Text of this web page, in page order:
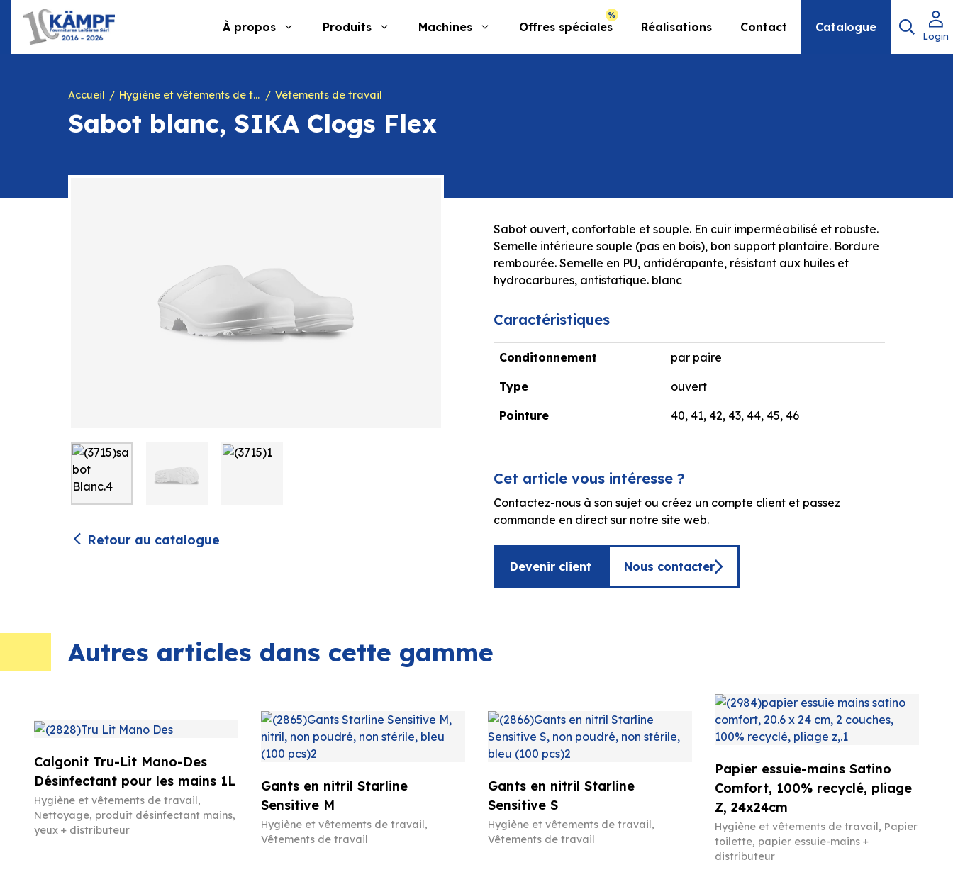
contenu
À propos Produits Machines Offres spéciales Réalisations Contact Catalogue
Login
Accueil Hygiène et vêtements de travail Vêtements de travail
Sabot blanc, SIKA Clogs Flex
Retour au catalogue
Sabot ouvert, confortable et souple. En cuir imperméabilisé et robuste.
Semelle intérieure souple (pas en bois), bon support plantaire. Bordure
rembourée. Semelle en PU, antidérapante, résistant aux huiles et
hydrocarbures, antistatique. blanc
Caractéristiques
Conditonnement par paire
Type ouvert
Pointure 40, 41, 42, 43, 44, 45, 46
Cet article vous intéresse ?
Contactez-nous à son sujet ou créez un compte client et passez
commande en direct sur notre site web.
Devenir client Nous contacter
Autres articles dans cette gamme
Calgonit Tru-Lit Mano-Des
Désinfectant pour les mains 1L
Hygiène et vêtements de travail ,
Nettoyage, produit désinfectant mains,
yeux + distributeur
Gants en nitril Starline
Sensitive M
Hygiène et vêtements de travail,
Vêtements de travail
Gants en nitril Starline
Sensitive S
Hygiène et vêtements de travail,
Vêtements de travail
Papier essuie-mains Satino
Comfort, 100% recyclé, pliage
Z, 24x24cm
Hygiène et vêtements de travail, Papier
toilette, papier essuie-mains +
distributeur